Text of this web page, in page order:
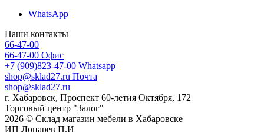
WhatsApp
Наши контакты
66-47-00
66-47-00 Офис
+7 (909)823-47-00 Whatsapp
shop@sklad27.ru Почта
shop@sklad27.ru
г. Хабаровск, Проспект 60-летия Октября, 172
Торговый центр "Залог"
2026 © Склад магазин мебели в Хабаровске
ИП Лопарев П.И